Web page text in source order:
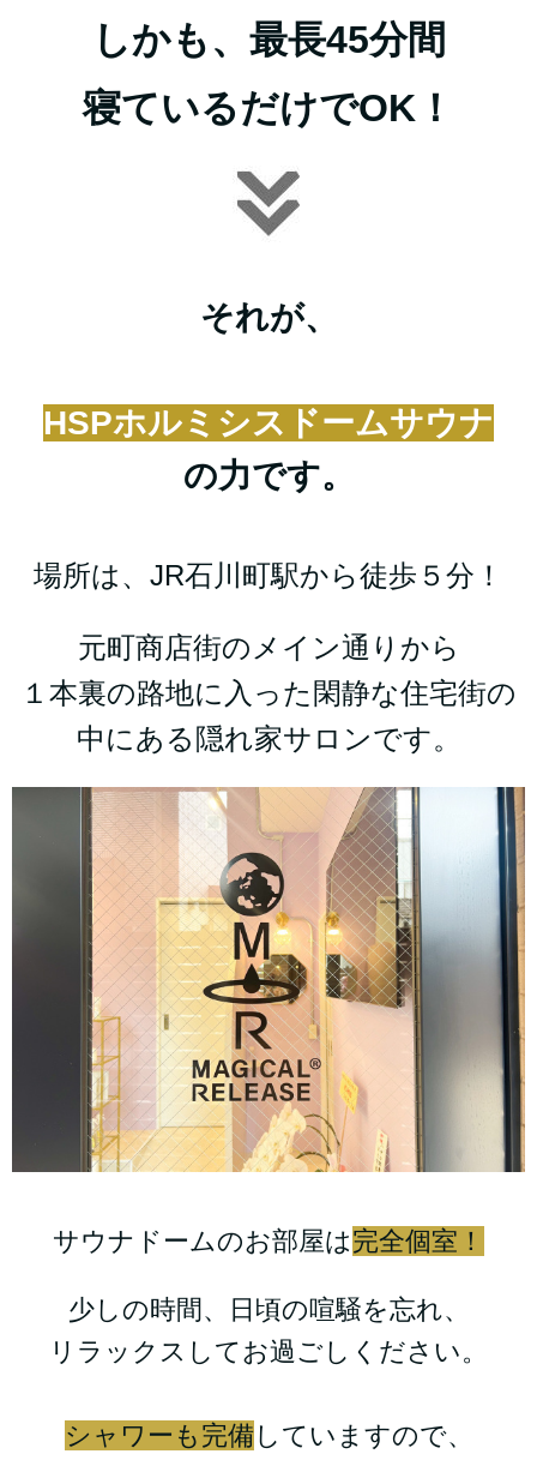
しかも、最長45分間
寝ているだけでOK！
それが、
HSPホルミシスドームサウナ
の力です。
場所は、JR石川町駅から徒歩５分！
元町商店街のメイン通りから
１本裏の路地に入った閑静な住宅街の
中にある隠れ家サロンです。
サウナドームのお部屋は完全個室！
少しの時間、日頃の喧騒を忘れ、
リラックスしてお過ごしください。
シャワーも完備していますので、